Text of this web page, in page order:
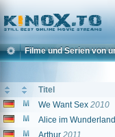
Home
Filme und Serien von
Titel
We Want Sex 2010
Alice im Wunderland
Arthur 2011